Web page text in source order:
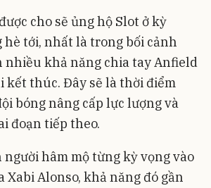
cho sẽ ủng hộ Slot ở kỳ
tới, nhất là trong bối cảnh
nhiều khả năng chia tay Anfield
kết thúc. Đây sẽ là thời điểm
bóng nâng cấp lực lượng và
đoạn tiếp theo.
người hâm mộ từng kỳ vọng vào
Xabi Alonso, khả năng đó gần